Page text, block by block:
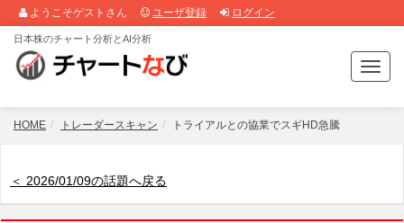
ようこそゲストさん ユーザ登録 ログイン
T
o
g
日本株のチャート分析とAI分析
HOME トレーダースキャン トライアルとの協業でスギHD急騰
＜ 2026/01/09の話題へ戻る